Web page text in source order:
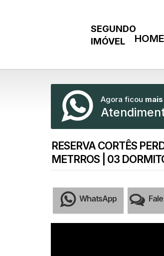
HOME
Agora ficou
RESERVA CORTÊS
METRROS | 03
WhatsApp